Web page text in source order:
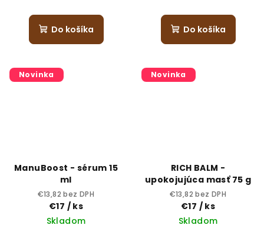
Do košíka Do košíka
Novinka
ManuBoost - sérum 15
ml
€13,82 bez DPH
€17 / ks
Skladom
Novinka
RICH BALM -
upokojujúca masť 75 g
€13,82 bez DPH
€17 / ks
Skladom